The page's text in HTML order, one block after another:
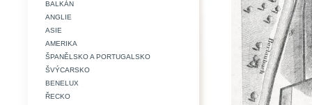
BALKÁN
ANGLIE
ASIE
AMERIKA
ŠPANĚLSKO A PORTUGALSKO
ŠVÝCARSKO
BENELUX
ŘECKO